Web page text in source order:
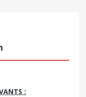
: